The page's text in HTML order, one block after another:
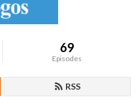
69
Episodes
RSS